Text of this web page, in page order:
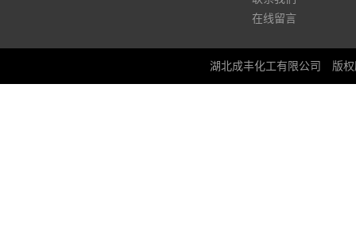
在线留言
湖北成丰化工有限公司 版